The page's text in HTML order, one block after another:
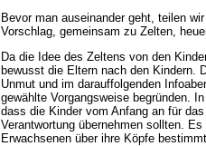
Bevor man auseinander geht, teilen
Vorschlag, gemeinsam zu Zelten,
Da die Idee des Zeltens von den
bewusst die Eltern nach den Kindern.
Unmut und im darauffolgenden
gewählte Vorgangsweise begründen.
dass die Kinder vom Anfang an für
Verantwortung übernehmen sollten.
Erwachsenen über ihre Köpfe